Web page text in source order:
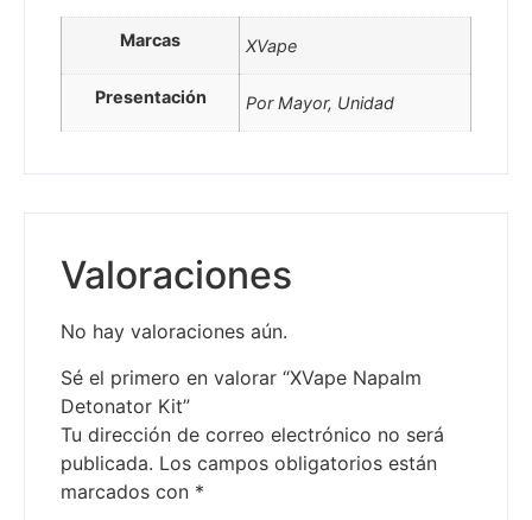
Marcas XVape
Presentación Por Mayor, Unidad
Valoraciones
No hay valoraciones aún.
Sé el primero en valorar “XVape Napalm
Detonator Kit”
Tu dirección de correo electrónico no será
publicada. Los campos obligatorios están
marcados con *